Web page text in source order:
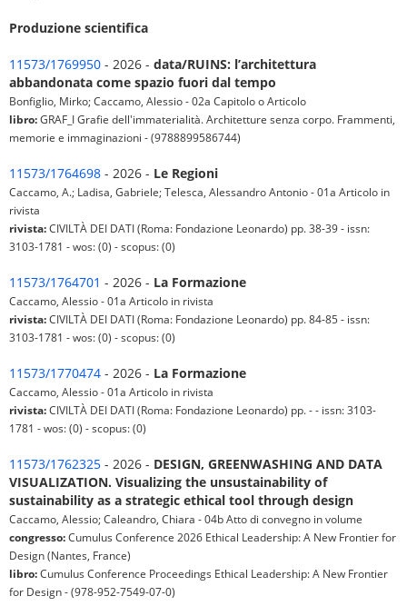
Produzione scientifica
11573/1769950 - 2026 - data/RUINS: l’architettura
abbandonata come spazio fuori dal tempo
Bonfiglio, Mirko; Caccamo, Alessio - 02a Capitolo o Articolo
libro:GRAF_I Grafie dell'immaterialità. Architetture senza corpo. Frammenti,
memorie e immaginazioni - (9788899586744)
11573/1764698 - 2026 - Le Regioni
Caccamo, A.; Ladisa, Gabriele; Telesca, Alessandro Antonio - 01a Articolo in
rivista
rivista:CIVILTÀ DEI DATI (Roma: Fondazione Leonardo) pp. 38-39 - issn:
3103-1781 - wos: (0) - scopus: (0)
11573/1764701 - 2026 - La Formazione
Caccamo, Alessio - 01a Articolo in rivista
rivista:CIVILTÀ DEI DATI (Roma: Fondazione Leonardo) pp. 84-85 - issn:
3103-1781 - wos: (0) - scopus: (0)
11573/1770474 - 2026 - La Formazione
Caccamo, Alessio - 01a Articolo in rivista
rivista:CIVILTÀ DEI DATI (Roma: Fondazione Leonardo) pp. - - issn: 3103-
1781 - wos: (0) - scopus: (0)
11573/1762325 - 2026 - DESIGN, GREENWASHING AND DATA
VISUALIZATION. Visualizing the unsustainability of
sustainability as a strategic ethical tool through design
Caccamo, Alessio; Caleandro, Chiara - 04b Atto di convegno in volume
congresso:Cumulus Conference 2026 Ethical Leadership: A New Frontier for
Design (Nantes, France)
libro:Cumulus Conference Proceedings Ethical Leadership: A New Frontier
for Design - (978-952-7549-07-0)